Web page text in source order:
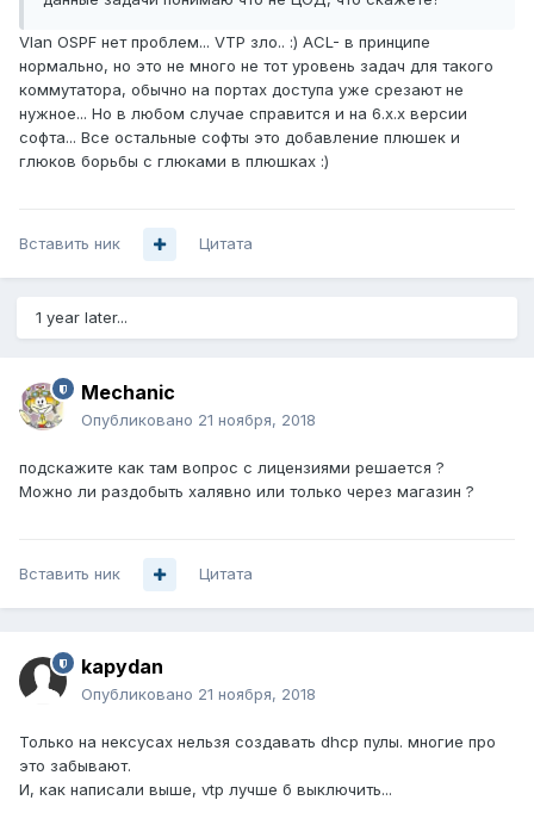
Vlan OSPF нет проблем... VTP зло.. :) ACL- в принципе
нормально, но это не много не тот уровень задач для такого
коммутатора, обычно на портах доступа уже срезают не
нужное... Но в любом случае справится и на 6.х.х версии
софта... Все остальные софты это добавление плюшек и
глюков борьбы с глюками в плюшках :)
Вставить ник Цитата
1 year later...
Mechanic
Опубликовано 21 ноября, 2018
подскажите как там вопрос с лицензиями решается ?
Можно ли раздобыть халявно или только через магазин ?
Вставить ник Цитата
kapydan
Опубликовано 21 ноября, 2018
Только на нексусах нельзя создавать dhcp пулы. многие про
это забывают.
И, как написали выше, vtp лучше б выключить...